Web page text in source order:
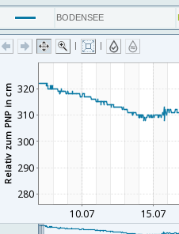
BODENSEE
| |